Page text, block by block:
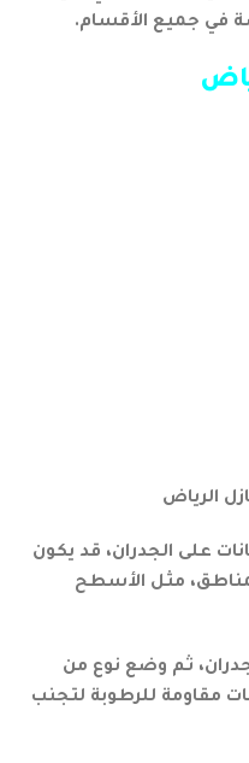
في جميع الأقسام.
الرياض
على الجدران، قد يكون
مثل الأسطح
ثم وضع نوع من
مقاومة للرطوبة لتجنب